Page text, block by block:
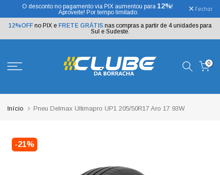
o
texto
O desconto no pagamento via PIX aumentou para 12%!
Aproveite! Por tempo limitado.
Fechar
12%OFF no PIX e FRETE GRÁTIS nas compras a partir de 4 unidades para
Sul e Sudeste.
0
Início Pneu Delmax Ultimapro UP1 205/50R17 Aro 17 93W
-21%